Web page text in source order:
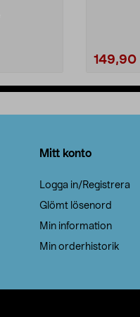
149,90
Mitt konto
Logga in/Registrera
Glömt lösenord
Min information
Min orderhistorik